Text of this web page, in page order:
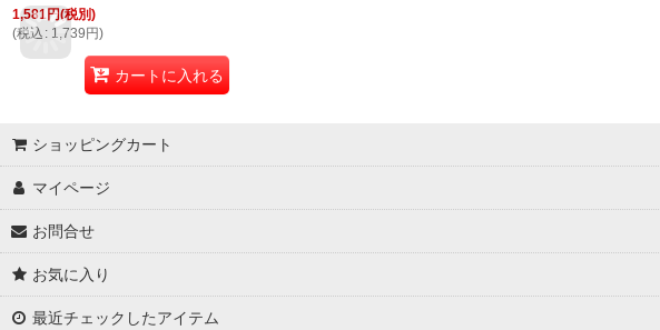
1,581円(税別)
(税込 : 1,739 円)
カートに入れる
ショッピングカート
マイページ
お問合せ
お気に入り
最近チェックしたアイテム